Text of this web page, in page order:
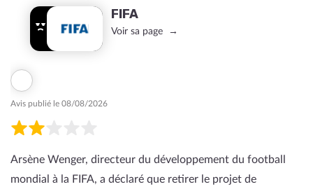
FIFA
Voir sa page
Avis publié le 08/08/2026
Arsène Wenger, directeur du développement du football
mondial à la FIFA, a déclaré que retirer le projet de